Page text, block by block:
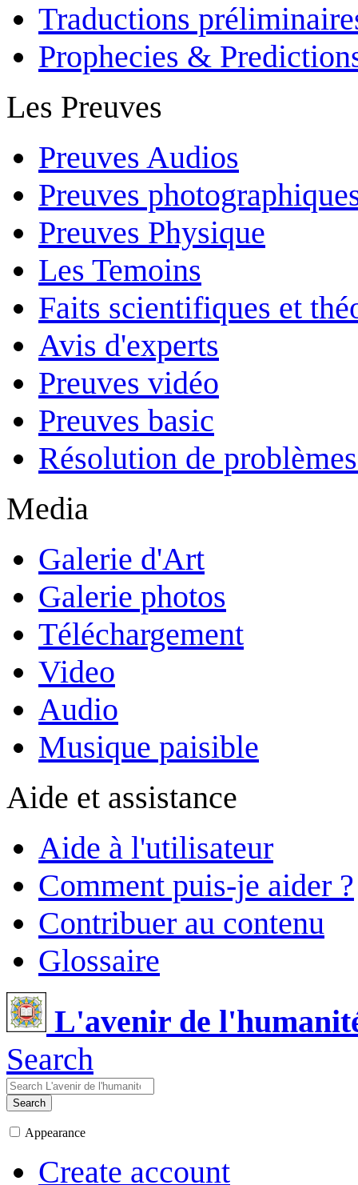
Traductions
Prophecies &
Les Preuves
Preuves Audios
Preuves
Preuves Physique
Les Temoins
Faits scientifiques et
Avis d'experts
Preuves vidéo
Preuves basic
Résolution de
Media
Galerie d'Art
Galerie photos
Téléchargement
Video
Audio
Musique paisible
Aide et assistance
Aide à l'utilisateur
Comment puis-je aider ?
Contribuer au contenu
Glossaire
L'avenir de
Search
Search
Appearance
Create account